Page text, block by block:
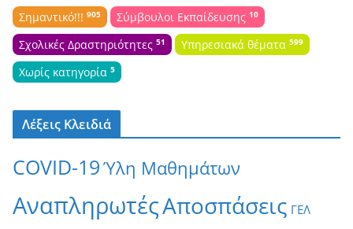
Σημαντικό!!! 905 Σύμβουλοι Εκπαίδευσης 10
Σχολικές Δραστηριότητες 51 Υπηρεσιακά θέματα 599
Χωρίς κατηγορία 5
Λέξεις Κλειδιά
COVID-19Ύλη Μαθημάτων
ΑναπληρωτέςΑποσπάσεις ΓΕΛ